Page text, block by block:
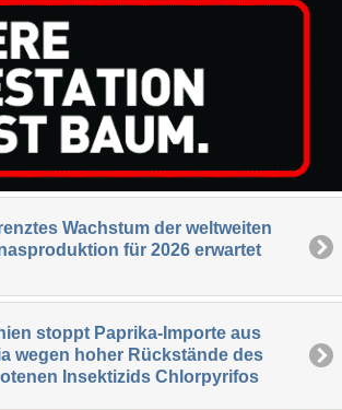
Wachstum der weltweiten
für 2026 erwartet
stoppt Paprika-Importe aus
wegen hoher Rückstände des
Insektizids Chlorpyrifos